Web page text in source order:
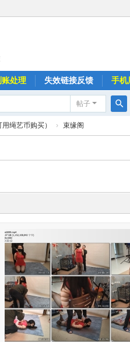
账处理 失效链接反馈 手机
帖子
索
绳艺币购买） › 束缘阁